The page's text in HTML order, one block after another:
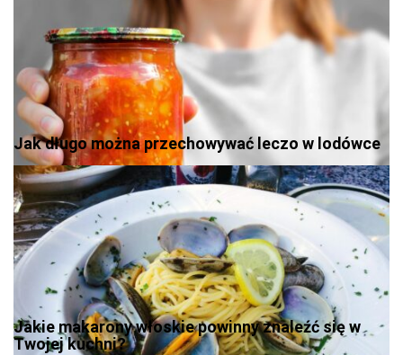
Jak długo można przechowywać leczo w lodówce
Jakie makarony włoskie powinny znaleźć się w
Twojej kuchni?